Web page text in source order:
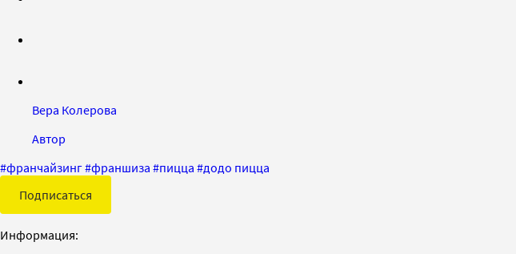
Вера Колерова
Автор
#франчайзинг#франшиза #пицца #додо пицца
Подписаться
Информация: